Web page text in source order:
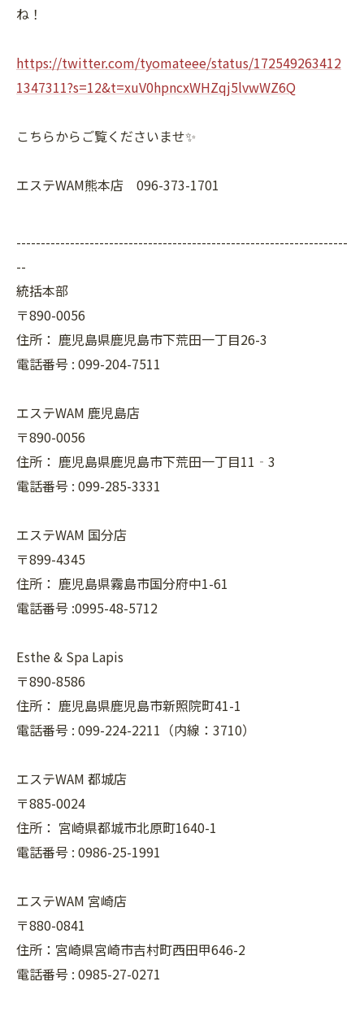
ね！
https://twitter.com/tyomateee/status/172549263412
1347311?s=12&t=xuV0hpncxWHZqj5lvwWZ6Q
こちらからご覧くださいませ✨
エステWAM熊本店 096-373-1701
--------------------------------------------------------------------
--
統括本部
〒890-0056
住所： 鹿児島県鹿児島市下荒田一丁目26-3
電話番号 : 099-204-7511
エステWAM 鹿児島店
〒890-0056
住所： 鹿児島県鹿児島市下荒田一丁目11‐3
電話番号 : 099-285-3331
エステWAM 国分店
〒899-4345
住所： 鹿児島県霧島市国分府中1-61
電話番号 :0995-48-5712
Esthe & Spa Lapis
〒890-8586
住所： 鹿児島県鹿児島市新照院町41-1
電話番号 : 099-224-2211（内線：3710）
エステWAM 都城店
〒885-0024
住所： 宮崎県都城市北原町1640-1
電話番号 : 0986-25-1991
エステWAM 宮崎店
〒880-0841
住所：宮崎県宮崎市吉村町西田甲646-2
電話番号 : 0985-27-0271